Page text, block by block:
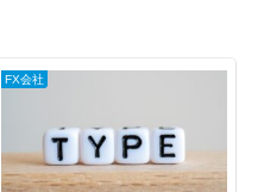
FX会社